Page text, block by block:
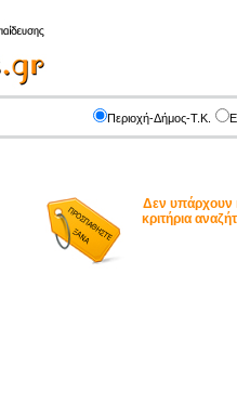
Περιοχή-Δήμος-Τ.Κ.
Δεν υπάρχουν
κριτήρια